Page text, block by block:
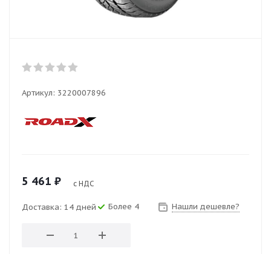
Артикул: 3220007896
5 461 ₽ с НДС
Доставка: 14 дней Более 4 Нашли дешевле?